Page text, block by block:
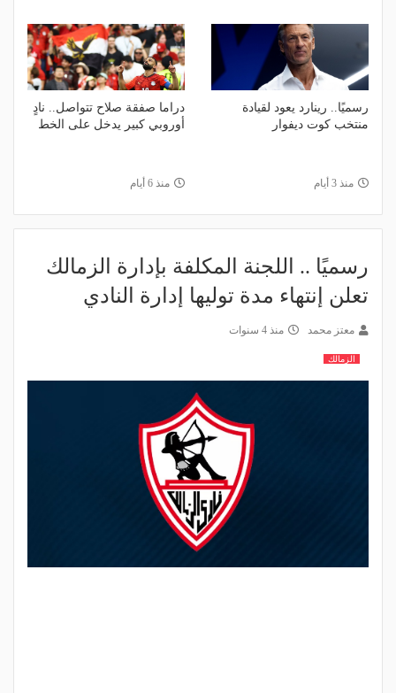
رسميًا.. رينارد يعود لقيادة
منتخب كوت ديفوار
منذ 3 أيام
دراما صفقة صلاح تتواصل.. نادٍ
أوروبي كبير يدخل على الخط
منذ 6 أيام
رسميًا .. اللجنة المكلفة بإدارة الزمالك
تعلن إنتهاء مدة توليها إدارة النادي
معتز محمد منذ 4 سنوات
الزمالك